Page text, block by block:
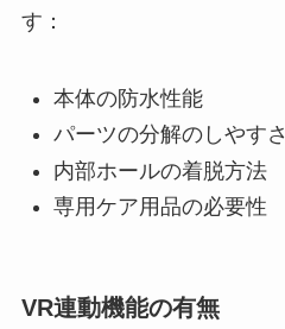
す：
本体の防水性能
パーツの分解のしやすさ
内部ホールの着脱方法
専用ケア用品の必要性
VR連動機能の有無